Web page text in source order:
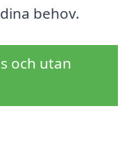
behov.
och utan